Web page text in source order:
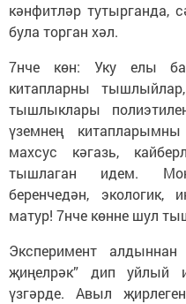
кәнфитләр тутырганда,
була торган хәл.
7нче көн: Уку елы
китапларны
тышлыклары
үземнең
махсус кәгазь,
тышлаган идем.
беренчедән, экологик,
матур! 7нче көнне шул
Эксперимент
җиңелрәк” дип уйлый
үзгәрде. Авыл